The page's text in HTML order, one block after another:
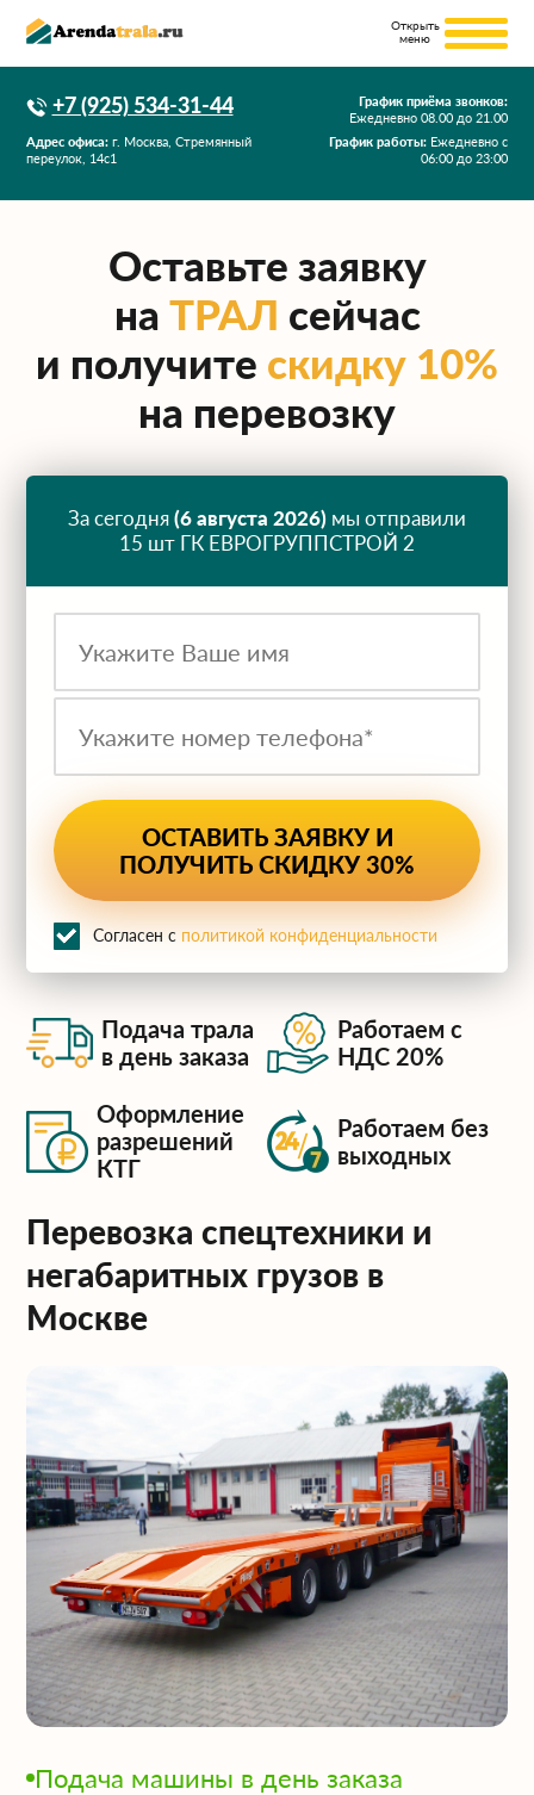
+7 (925) 534-31-44
Адрес офиса: г. Москва, Стремянный
переулок, 14с1
График приёма звонков:
Ежедневно 08.00 до 21.00
График работы: Ежедневно с
06:00 до 23:00
Оставьте заявку
на ТРАЛ сейчас
и получите скидку 10%
на перевозку
Подача трала
в день заказа
Работаем с
НДС 20%
Оформление
разрешений
КТГ
Работаем без
выходных
За сегодня(6 августа 2026) мы отправили
15 шт ГК ЕВРОГРУППСТРОЙ 2
Согласен с политикой конфиденциальности
Перевозка спецтехники и
негабаритных грузов в
Москве
Подача машины в день заказа